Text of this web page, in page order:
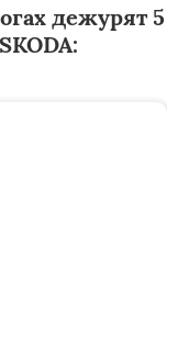
дежурят 5